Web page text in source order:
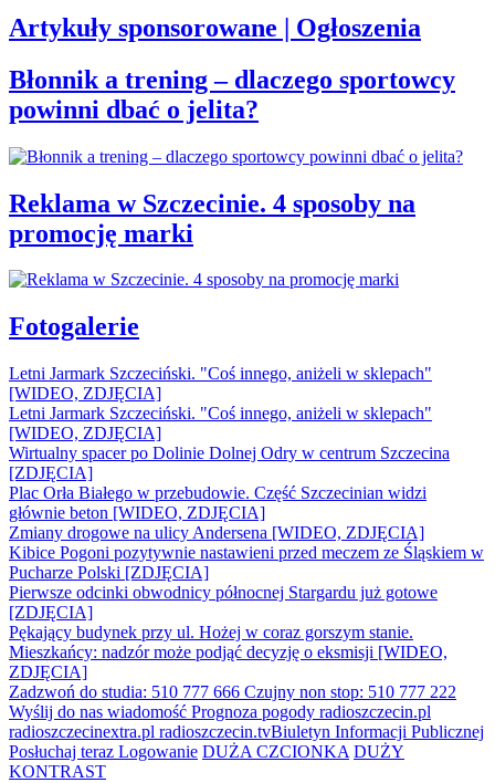
Artykuły sponsorowane | Ogłoszenia
Błonnik a trening – dlaczego sportowcy
powinni dbać o jelita?
Reklama w Szczecinie. 4 sposoby na
promocję marki
Fotogalerie
Letni Jarmark Szczeciński. "Coś innego, aniżeli w sklepach"
[WIDEO, ZDJĘCIA]
Letni Jarmark Szczeciński. "Coś innego, aniżeli w sklepach"
[WIDEO, ZDJĘCIA]
Wirtualny spacer po Dolinie Dolnej Odry w centrum Szczecina
[ZDJĘCIA]
Plac Orła Białego w przebudowie. Część Szczecinian widzi
głównie beton [WIDEO, ZDJĘCIA]
Zmiany drogowe na ulicy Andersena [WIDEO, ZDJĘCIA]
Kibice Pogoni pozytywnie nastawieni przed meczem ze Śląskiem w
Pucharze Polski [ZDJĘCIA]
Pierwsze odcinki obwodnicy północnej Stargardu już gotowe
[ZDJĘCIA]
Pękający budynek przy ul. Hożej w coraz gorszym stanie.
Mieszkańcy: nadzór może podjąć decyzję o eksmisji [WIDEO,
ZDJĘCIA]
Zadzwoń do studia: 510 777 666 Czujny non stop: 510 777 222
Wyślij do nas wiadomość Prognoza pogody radioszczecin.pl
radioszczecinextra.pl radioszczecin.tvBiuletyn Informacji Publicznej
Posłuchaj teraz Logowanie DUŻA CZCIONKA DUŻY
KONTRAST